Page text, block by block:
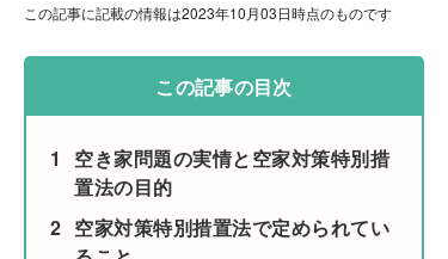
この記事に記載の情報は2023年10月03日時点のものです
この記事の目次
1
空き家問題の実情と空家対策特別措
置法の目的
2 空家対策特別措置法で定められてい